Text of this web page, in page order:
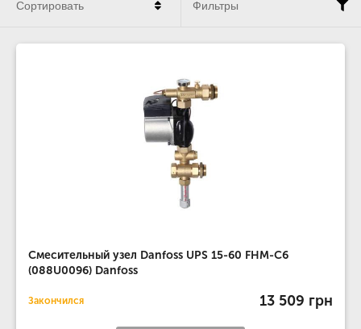
Смесительный узел Danfoss UPS 15-60 FHM-C6
(088U0096) Danfoss
Закончился 13 509 грн
Сортировать Фильтры